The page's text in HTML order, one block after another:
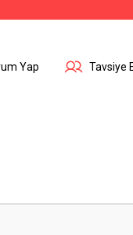
Yap Tavsiye